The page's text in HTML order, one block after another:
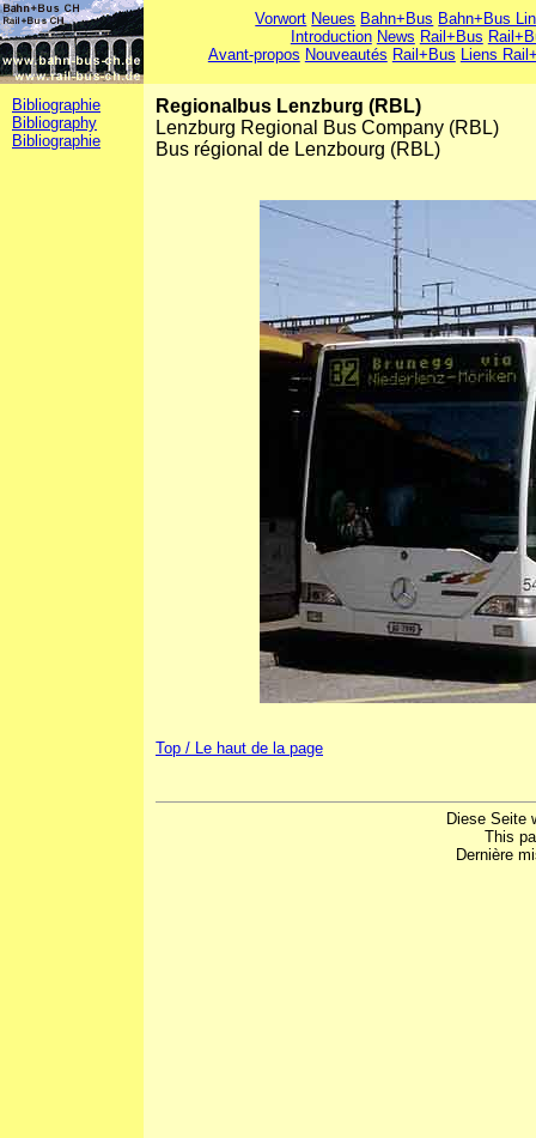
Vorwort Neues Bahn+Bus Bahn+Bus
Introduction News Rail+Bus
Avant-propos Nouveautés Rail+Bus Liens
Bibliographie
Bibliography
Bibliographie
Regionalbus Lenzburg (RBL)
Lenzburg Regional Bus Company (RBL)
Bus régional de Lenzbourg (RBL)
Top / Le haut de la page
Diese Seite
This
Dernière